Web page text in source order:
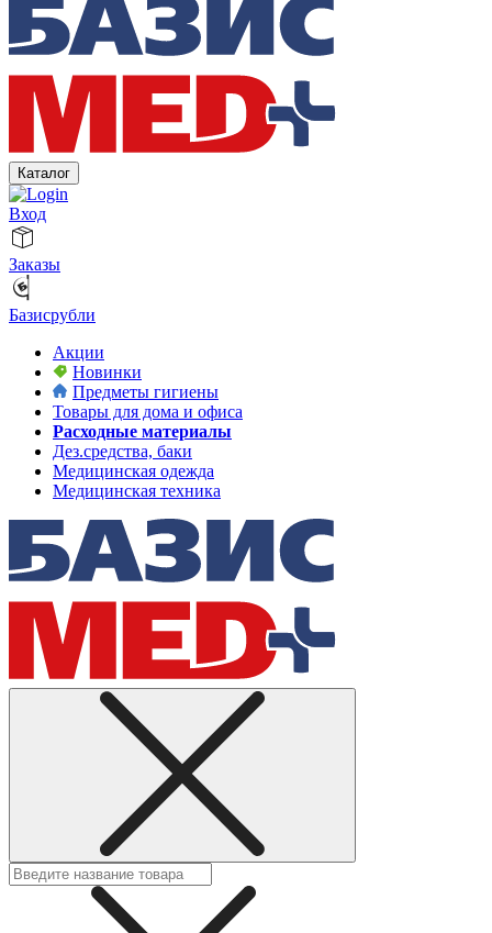
Каталог
Вход
Заказы
Базисрубли
Акции
Новинки
Предметы гигиены
Товары для дома и офиса
Расходные материалы
Дез.средства, баки
Медицинская одежда
Медицинская техника